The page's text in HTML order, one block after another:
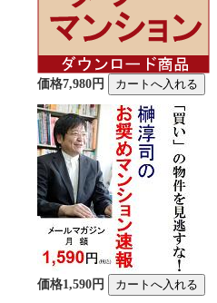
価格7,980円
価格1,590円